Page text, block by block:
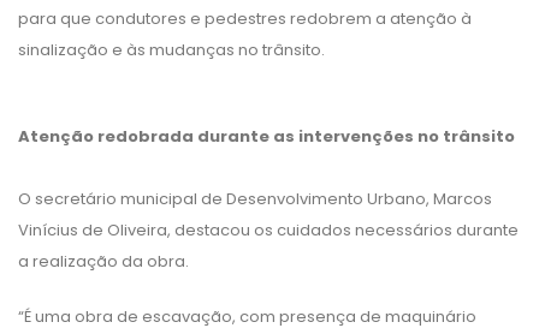
para que condutores e pedestres redobrem a atenção à
sinalização e às mudanças no trânsito.
Atenção redobrada durante as intervenções no trânsito
O secretário municipal de Desenvolvimento Urbano, Marcos
Vinícius de Oliveira, destacou os cuidados necessários durante
a realização da obra.
“É uma obra de escavação, com presença de maquinário